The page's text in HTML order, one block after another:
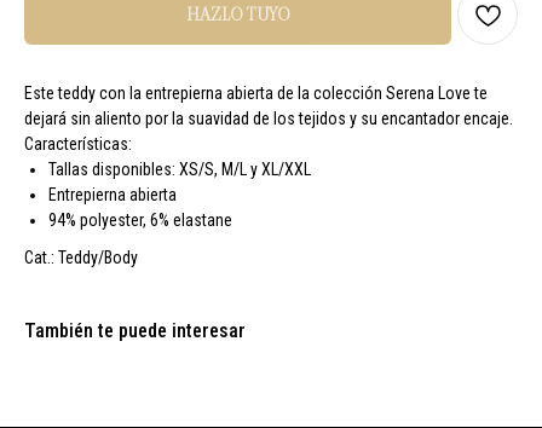
HAZLO TUYO
Este teddy con la entrepierna abierta de la colección Serena Love te
dejará sin aliento por la suavidad de los tejidos y su encantador encaje.
Características:
Tallas disponibles: XS/S, M/L y XL/XXL
Entrepierna abierta
94% polyester, 6% elastane
Cat.: Teddy/Body
También te puede interesar